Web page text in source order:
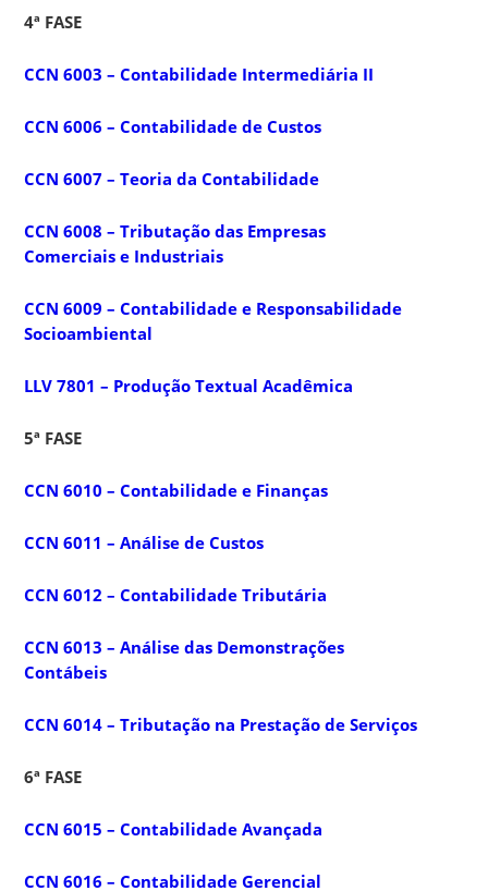
4ª FASE
CCN 6003 – Contabilidade Intermediária II
CCN 6006 – Contabilidade de Custos
CCN 6007 – Teoria da Contabilidade
CCN 6008 – Tributação das Empresas
Comerciais e Industriais
CCN 6009 – Contabilidade e Responsabilidade
Socioambiental
LLV 7801 – Produção Textual Acadêmica
5ª FASE
CCN 6010 – Contabilidade e Finanças
CCN 6011 – Análise de Custos
CCN 6012 – Contabilidade Tributária
CCN 6013 – Análise das Demonstrações
Contábeis
CCN 6014 – Tributação na Prestação de Serviços
6ª FASE
CCN 6015 – Contabilidade Avançada
CCN 6016 – Contabilidade Gerencial